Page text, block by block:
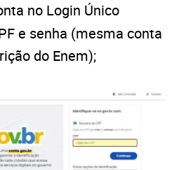
no Login Único
e senha (mesma conta
do Enem);